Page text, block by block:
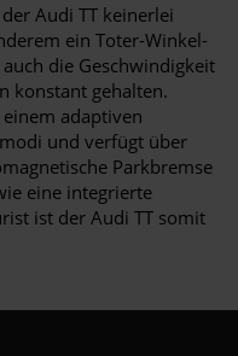
Audi TT keinerlei
ein Toter-Winkel-
die Geschwindigkeit
konstant gehalten.
adaptiven
und verfügt über
Parkbremse
eine integrierte
ist der Audi TT somit